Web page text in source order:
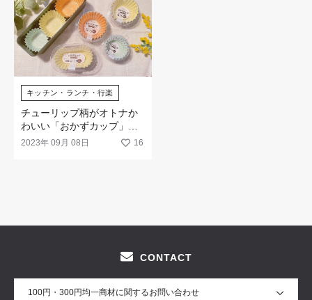
キッチン・ランチ・行楽
チューリップ柄がオトナか
わいい「おかずカップ」が
新登場！
2023年 09月 08日 16
CONTACT
100円・300円均一商材に関するお問い合わせ